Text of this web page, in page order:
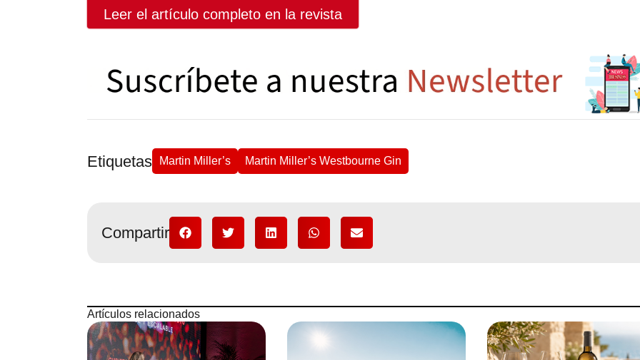
Leer el artículo completo en la revista
Etiquetas Martin Miller’s Martin Miller’s Westbourne Gin
Compartir
Artículos relacionados